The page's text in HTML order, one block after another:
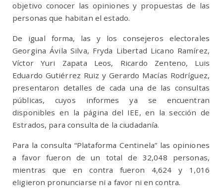
objetivo conocer las opiniones y propuestas de las
personas que habitan el estado.
De igual forma, las y los consejeros electorales
Georgina Ávila Silva, Fryda Libertad Licano Ramírez,
Víctor Yuri Zapata Leos, Ricardo Zenteno, Luis
Eduardo Gutiérrez Ruiz y Gerardo Macías Rodríguez,
presentaron detalles de cada una de las consultas
públicas, cuyos informes ya se encuentran
disponibles en la página del IEE, en la sección de
Estrados, para consulta de la ciudadanía.
Para la consulta “Plataforma Centinela” las opiniones
a favor fueron de un total de 32,048 personas,
mientras que en contra fueron 4,624 y 1,016
eligieron pronunciarse ni a favor ni en contra.